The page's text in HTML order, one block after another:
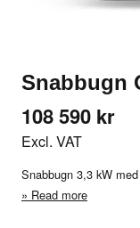
Snabbugn
108 590 kr
Excl. VAT
Snabbugn 3,3 kW
Read more